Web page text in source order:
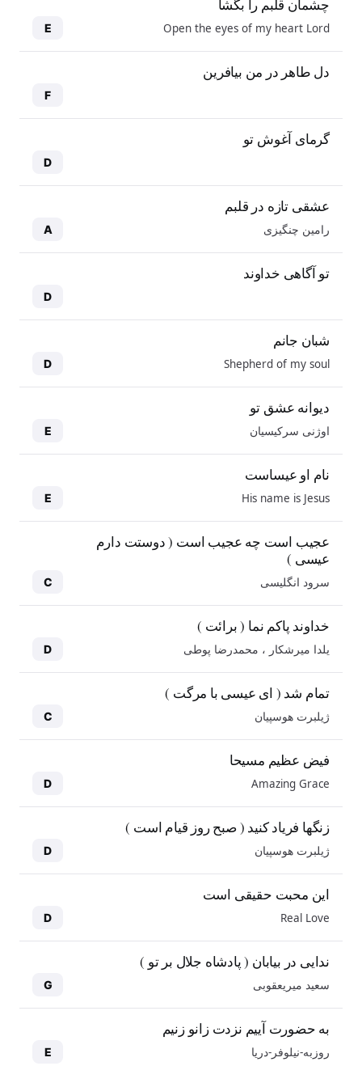
چشمان قلبم را بگشا
Open the eyes of my heart Lord
E
دل طاهر در من بیافرین
F
گرمای آغوش تو
D
عشقی تازه در قلبم
رامین چنگیزی A
تو آگاهی خداوند
D
شبان جانم
Shepherd of my soul
D
دیوانه عشق تو
اوژنی سرکیسیان E
نام او عیساست
His name is Jesus
E
عجیب است چه عجیب است ( دوستت دارم
عیسی )
سرود انگلیسی C
خداوند پاکم نما ( برائت )
یلدا میرشکار ، محمدرضا پوطی D
تمام شد ( ای عیسی با مرگت )
ژیلبرت هوسپیان C
فیض عظیم مسیحا
Amazing Grace
D
زنگها فریاد کنید ( صبح روز قیام است )
ژیلبرت هوسپیان D
این محبت حقیقی است
Real Love
D
ندایی در بیابان ( پادشاه جلال بر تو )
سعید میریعقوبی G
به حضورت آییم نزدت زانو زنیم
روزبه-نیلوفر-دریا E